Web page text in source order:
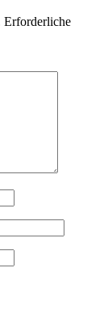
Erforderliche